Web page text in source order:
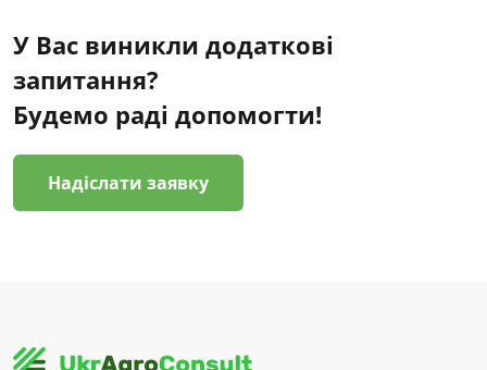
У Вас виникли додаткові
запитання?
Будемо раді допомогти!
Надіслати заявку